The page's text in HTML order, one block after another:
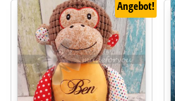
Angebot!